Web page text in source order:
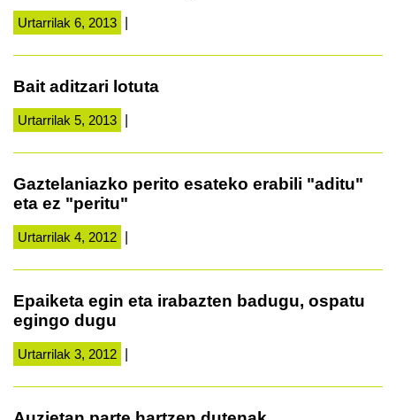
Urtarrilak 6, 2013
Bait aditzari lotuta
Urtarrilak 5, 2013
Gaztelaniazko perito esateko erabili "aditu"
eta ez "peritu"
Urtarrilak 4, 2012
Epaiketa egin eta irabazten badugu, ospatu
egingo dugu
Urtarrilak 3, 2012